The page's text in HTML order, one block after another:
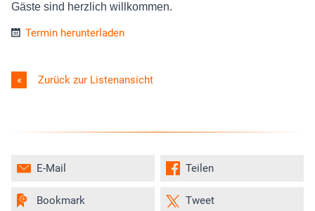
Gäste sind herzlich willkommen.
Termin herunterladen
Zurück zur Listenansicht
Teilen
Tweet
E-Mail
Bookmark